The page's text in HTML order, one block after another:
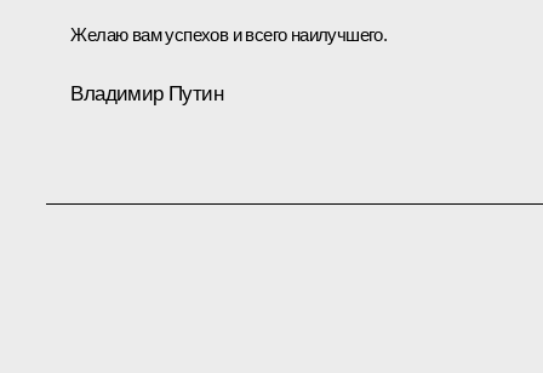
Желаю вам успехов и всего наилучшего.
Владимир Путин